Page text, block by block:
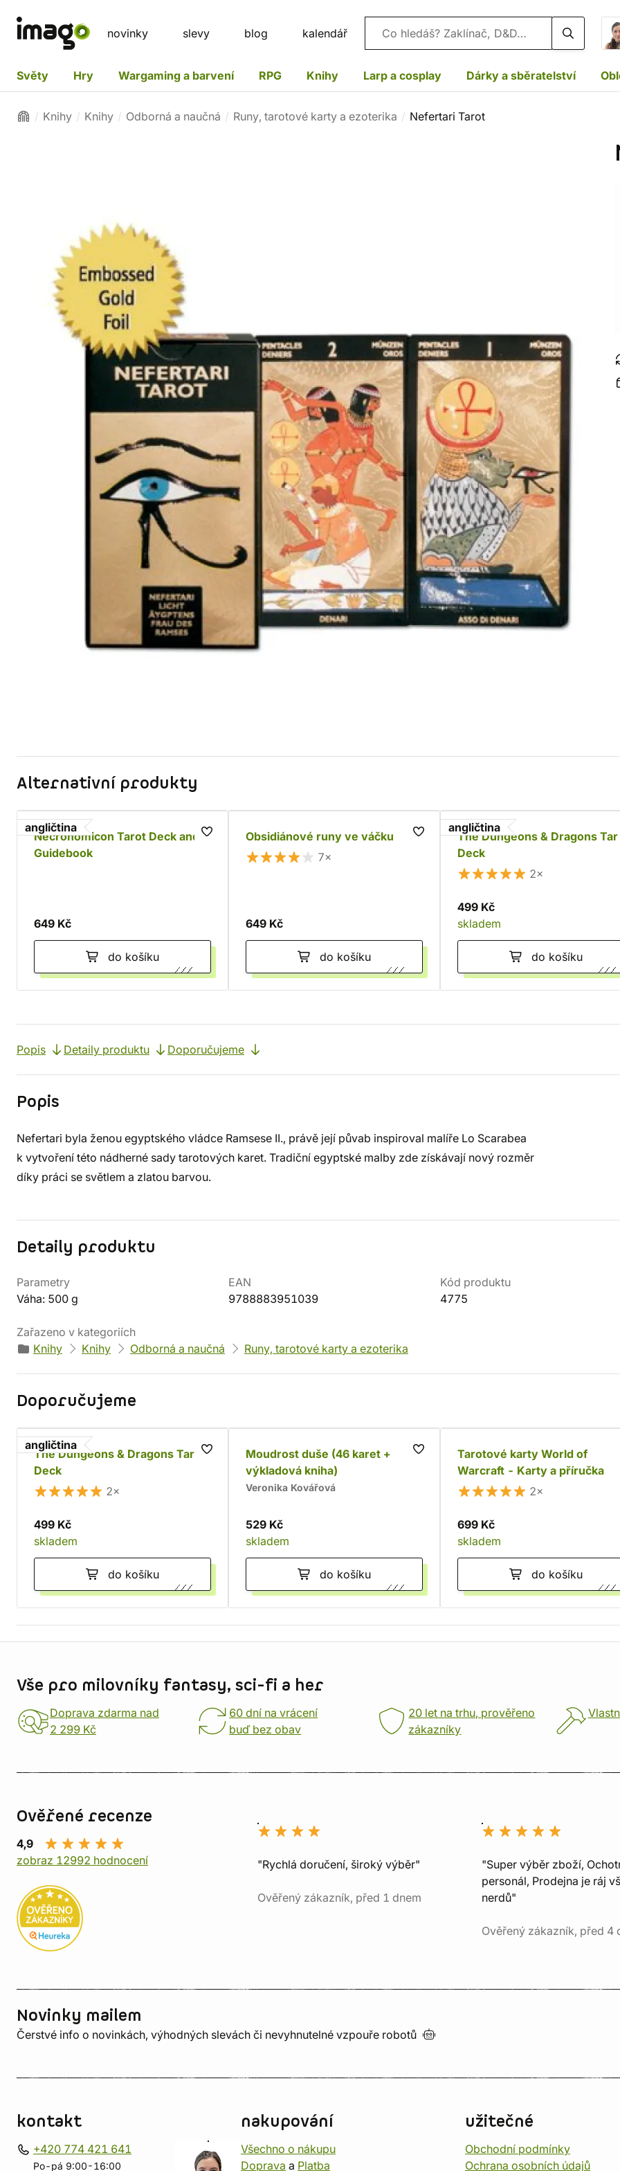
novinky slevy blog kalendář Vyhledávání
Světy Hry Wargaming a barvení RPG Knihy Larp a cosplay Dárky a sběratelství
Knihy Knihy Odborná a naučná Runy, tarotové karty a ezoterika Nefertari Tarot
Alternativní produkty
angličtina
Necronomicon Tarot Deck and
Guidebook
649 Kč
do košíku
Obsidiánové runy ve váčku
7×
649 Kč
do košíku
angličtina
The Dungeons & Dragons
Deck
2×
499 Kč
skladem
do košíku
Popis Detaily produktu Doporučujeme
Popis
Nefertari byla ženou egyptského vládce Ramsese II., právě její půvab inspiroval malíře Lo Scarabea
k vytvoření této nádherné sady tarotových karet. Tradiční egyptské malby zde získávají nový rozměr
díky práci se světlem a zlatou barvou.
Detaily produktu
Parametry
Váha: 500 g
EAN
9788883951039
Kód produktu
4775
Zařazeno v kategoriích
Knihy
Knihy Odborná a naučná Runy, tarotové karty a ezoterika
Doporučujeme
angličtina
The Dungeons & Dragons Tarot
Deck
2×
499 Kč
skladem
do košíku
Moudrost duše (46 karet +
výkladová kniha)
Veronika Kovářová
529 Kč
skladem
do košíku
Tarotové karty World of
Warcraft - Karty a příručka
2×
699 Kč
skladem
do košíku
Vše pro milovníky fantasy, sci-fi a her
Doprava zdarma nad
2 299 Kč
60 dní na vrácení
buď bez obav
20 let na trhu, prověřeno
zákazníky
Ověřené recenze
4,9
zobraz 12992 hodnocení
"Rychlá doručení, široký výběr"
Ověřený zákazník, před 1 dnem
"Super výběr zboží,
personál, Prodejna je ráj
nerdů"
Ověřený zákazník, před 4
Novinky mailem
Čerstvé info o novinkách, výhodných slevách či nevyhnutelné vzpouře robotů
kontakt
+420 774 421 641
Po-pá 9:00-16:00
nakupování
Všechno o nákupu
Doprava a Platba
užitečné
Obchodní podmínky
Ochrana osobních údajů